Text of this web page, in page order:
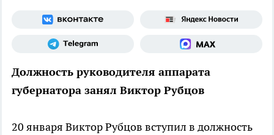
Должность руководителя аппарата
губернатора занял Виктор Рубцов
20 января Виктор Рубцов вступил в должность